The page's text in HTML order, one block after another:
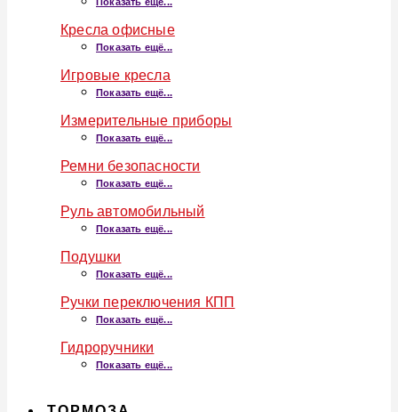
Кресла офисные
Показать ещё...
Игровые кресла
Показать ещё...
Измерительные приборы
Показать ещё...
Ремни безопасности
Показать ещё...
Руль автомобильный
Показать ещё...
Подушки
Показать ещё...
Ручки переключения КПП
Показать ещё...
Гидроручники
Показать ещё...